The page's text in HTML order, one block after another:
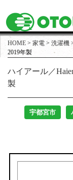
オトワリバースの
取扱家具
取扱家電
出張買取・店頭買取
HOME > 家電 > 洗濯機
2019年製
ハイアール／
製
宇都宮市